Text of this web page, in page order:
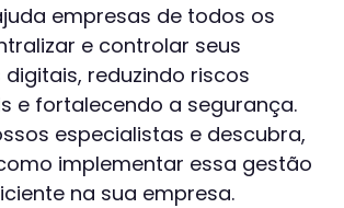
empresas de todos os
e controlar seus
reduzindo riscos
e fortalecendo a segurança.
especialistas e descubra,
implementar essa gestão
na sua empresa.